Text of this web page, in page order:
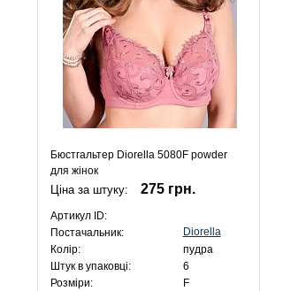
Бюстгальтер Diorella 5080F powder
для жінок
Ціна за штуку: 275 грн.
Артикул ID:
Постачальник:
Diorella
Колір:
пудра
Штук в упаковці:
6
Розміри:
F